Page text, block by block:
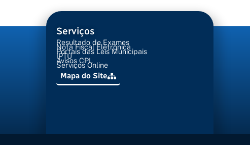
Serviços
Resultado de Exames
Nota Fiscal Eletrônica
Portais das Leis Municipais
IPTU
Avisos CPL
Serviços Online
Mapa do Site